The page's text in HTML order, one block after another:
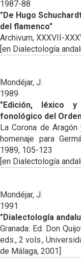
1987-88
"De Hugo
del flamenco"
Archivum, XXXVII-
[en Dialectología
Mondéjar, J.
1989
"Edición, léxico
fonológico del
La Corona de
homenaje para
1989, 105-123
[en Dialectología
Mondéjar, J.
1991
"Dialectología
Granada: Ed. Don
eds., 2 vols.,
de Málaga, 2001]